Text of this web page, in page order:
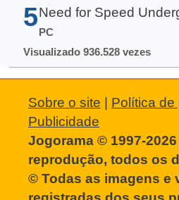
5 Need for Speed
PC
Visualizado 936.528 vezes
Sobre o site Política de
Publicidade
Jogorama © 1997-
reprodução, todos os
© Todas as imagens e